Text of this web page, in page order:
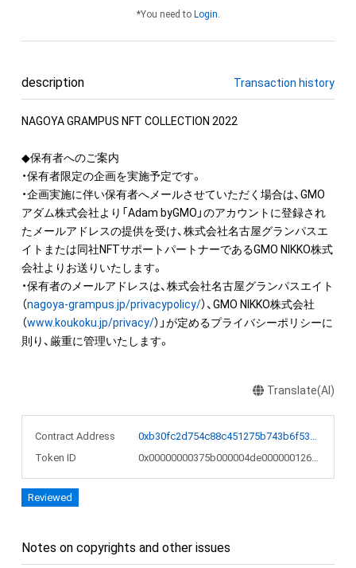
*You need to Login.
description Transaction history
NAGOYA GRAMPUS NFT COLLECTION 2022
◆保有者へのご案内
・保有者限定の企画を実施予定です。
・企画実施に伴い保有者へメールさせていただく場合は、GMO
アダム株式会社より「Adam byGMO」のアカウントに登録され
たメールアドレスの提供を受け、株式会社名古屋グランパスエ
イトまたは同社NFTサポートパートナーであるGMO NIKKO株式
会社よりお送りいたします。
・保有者のメールアドレスは、株式会社名古屋グランパスエイト
（nagoya-grampus.jp/privacypolicy/）、GMO NIKKO株式会社
（www.koukoku.jp/privacy/）」が定めるプライバシーポリシーに
則り、厳重に管理いたします。
Translate(AI)
Contract Address
0xb30fc2d754c88c451275b743b6f530f19f643683
Token ID
0x00000000375b000004de00000012657b
Reviewed
Notes on copyrights and other issues